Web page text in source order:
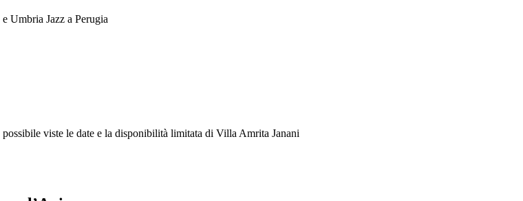
Umbria Jazz a Perugia
viste le date e la disponibilità limitata di Villa Amrita Janani